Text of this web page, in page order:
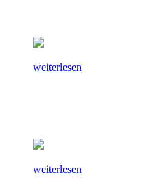
weiterlesen
weiterlesen